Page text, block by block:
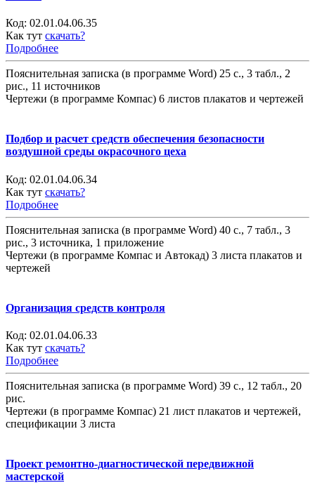
Код: 02.01.04.06.35
Как тут скачать?
Подробнее
Пояснительная записка (в программе Word) 25 с., 3 табл., 2
рис., 11 источников
Чертежи (в программе Компас) 6 листов плакатов и чертежей
Подбор и расчет средств обеспечения безопасности
воздушной среды окрасочного цеха
Код: 02.01.04.06.34
Как тут скачать?
Подробнее
Пояснительная записка (в программе Word) 40 с., 7 табл., 3
рис., 3 источника, 1 приложение
Чертежи (в программе Компас и Автокад) 3 листа плакатов и
чертежей
Организация средств контроля
Код: 02.01.04.06.33
Как тут скачать?
Подробнее
Пояснительная записка (в программе Word) 39 с., 12 табл., 20
рис.
Чертежи (в программе Компас) 21 лист плакатов и чертежей,
спецификации 3 листа
Проект ремонтно-диагностической передвижной
мастерской